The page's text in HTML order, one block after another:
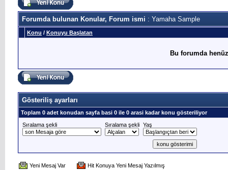
Forumda bulunan Konular, Forum ismi : Yamaha Sample
Konu / Konuyu Başlatan
Bu forumda
Gösteriliş ayarları
Toplam 0 adet konudan sayfa basi 0 ile 0 arasi kadar konu gösteriliyor
Sıralama şekli
Sıralama şekli Yaş
Yeni Mesaj Var
Hit Konuya Yeni Mesaj Yazılmış